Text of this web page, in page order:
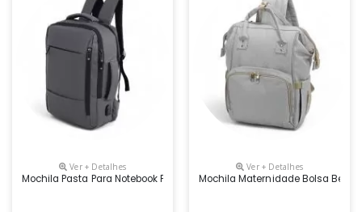
Ver + Detalhes
Mochila Pasta Para Notebook Personalizada
Ver + Detalhes
Mochila Maternidade Bolsa Bebê